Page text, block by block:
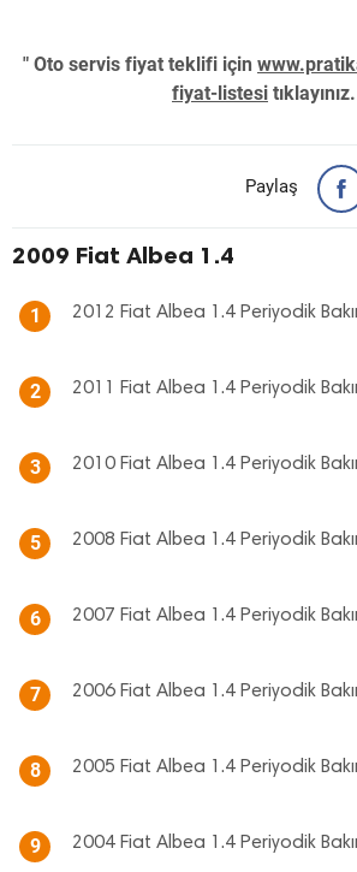
" Oto servis fiyat teklifi için
fiyat-listesi
Paylaş
2009 Fiat Albea 1.4
1 2012 Fiat Albea 1.4 Periyodik
2 2011 Fiat Albea 1.4 Periyodik
3 2010 Fiat Albea 1.4 Periyodik
5 2008 Fiat Albea 1.4 Periyodik
6 2007 Fiat Albea 1.4 Periyodik
7 2006 Fiat Albea 1.4 Periyodik
8 2005 Fiat Albea 1.4 Periyodik
9 2004 Fiat Albea 1.4 Periyodik